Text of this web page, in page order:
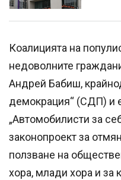
Коалицията на
недоволните
Андрей Бабиш,
демокрация“ (СДП) и
„Автомобилисти за
законопроект за
ползване на
хора, млади хора и за